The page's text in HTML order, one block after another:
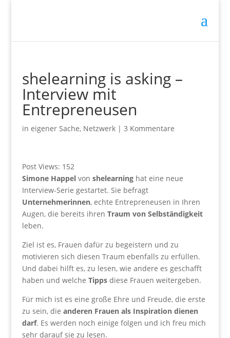
shelearning is asking –
Interview mit
Entrepreneusen
in eigener Sache, Netzwerk| 3 Kommentare
Post Views: 152
Simone Happelvon shelearninghat eine neue
Interview-Serie gestartet. Sie befragt
Unternehmerinnen, echte Entrepreneusen in Ihren
Augen, die bereits ihren Traum von Selbständigkeit
leben.
Ziel ist es, Frauen dafür zu begeistern und zu
motivieren sich diesen Traum ebenfalls zu erfüllen.
Und dabei hilft es, zu lesen, wie andere es geschafft
haben und welche Tippsdiese Frauen weitergeben.
Für mich ist es eine große Ehre und Freude, die erste
zu sein, die anderen Frauen als Inspiration dienen
darf. Es werden noch einige folgen und ich freu mich
sehr darauf sie zu lesen.